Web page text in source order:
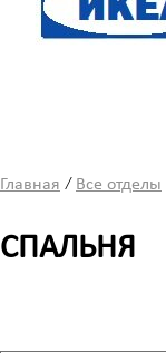
Главная / Все отделы
СПАЛЬНЯ